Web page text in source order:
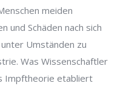
meiden
und Schäden nach sich
unter Umständen zu
Was Wissenschaftler
Impftheorie etabliert